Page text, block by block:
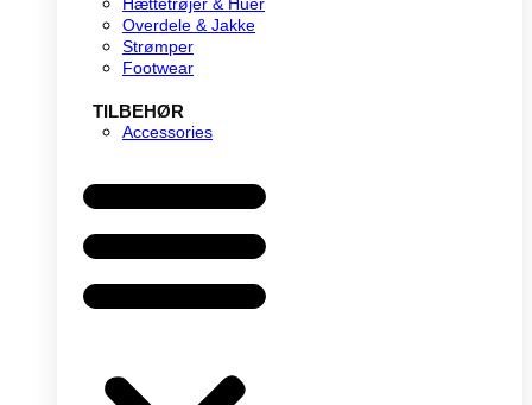
Overdele & Jakke
Strømper
Footwear
TILBEHØR
Accessories